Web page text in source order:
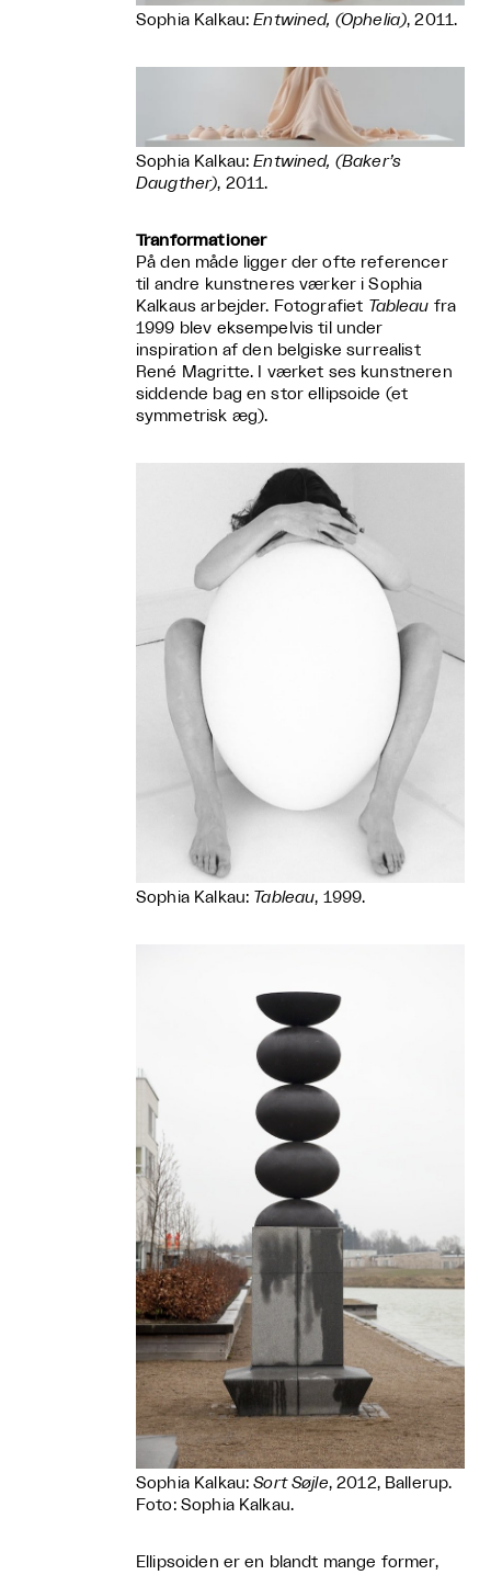
Sophia Kalkau:Entwined, (Ophelia), 2011.
Sophia Kalkau:Entwined, (Baker’s
Daugther), 2011.
Tranformationer
På den måde ligger der ofte referencer
til andre kunstneres værker i Sophia
Kalkaus arbejder. Fotografiet Tableau fra
1999 blev eksempelvis til under
inspiration af den belgiske surrealist
René Magritte. I værket ses kunstneren
siddende bag en stor ellipsoide (et
symmetrisk æg).
Sophia Kalkau: Tableau, 1999.
Sophia Kalkau:Sort Søjle, 2012, Ballerup.
Foto: Sophia Kalkau.
Ellipsoiden er en blandt mange former,